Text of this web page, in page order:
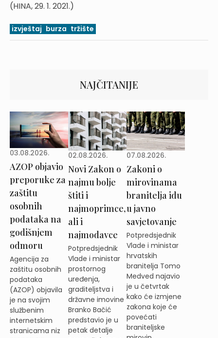
(HINA, 29. 1. 2021.)
izvještaj burza tržište
NAJČITANIJE
03.08.2026.
AZOP objavio
preporuke za
zaštitu
osobnih
podataka na
godišnjem
odmoru
Agencija za
zaštitu osobnih
podataka
(AZOP) objavila
je na svojim
službenim
internetskim
stranicama niz
02.08.2026.
Novi Zakon o
najmu bolje
štiti i
najmoprimce,
ali i
najmodavce
Potpredsjednik
Vlade i ministar
prostornog
uređenja,
graditeljstva i
državne imovine
Branko Bačić
predstavio je u
petak detalje
07.08.2026.
Zakoni o
mirovinama
branitelja idu
u javno
savjetovanje
Potpredsjednik
Vlade i ministar
hrvatskih
branitelja Tomo
Medved najavio
je u četvrtak
kako će izmjene
zakona koje će
povećati
braniteljske